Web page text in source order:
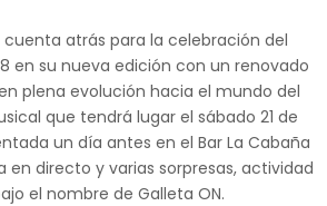
atrás para la celebración del
en su nueva edición con un renovado
plena evolución hacia el mundo del
que tendrá lugar el sábado 21 de
un día antes en el Bar La Cabaña
en directo y varias sorpresas, actividad
el nombre de Galleta ON.